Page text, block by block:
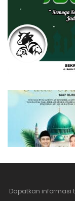
Dapatkan informasi